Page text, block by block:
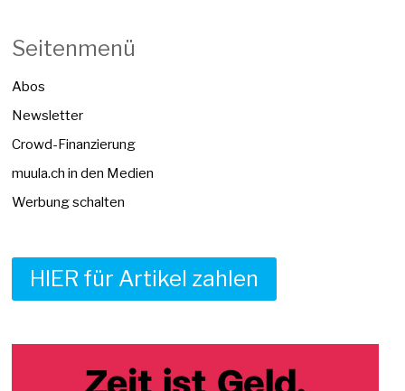
Seitenmenü
Abos
Newsletter
Crowd-Finanzierung
muula.ch in den Medien
Werbung schalten
HIER für Artikel zahlen